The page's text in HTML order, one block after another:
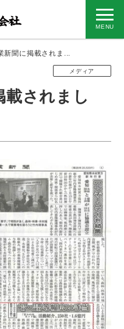
新聞に掲載されま...
メディア
載されまし